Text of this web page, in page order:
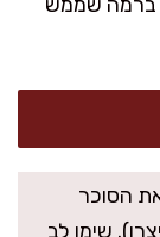
הסוכר
שימו לב